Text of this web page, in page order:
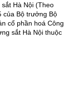
Hà Nội (Theo
của Bộ trưởng Bộ
cổ phần hoá Công
sắt Hà Nội thuộc